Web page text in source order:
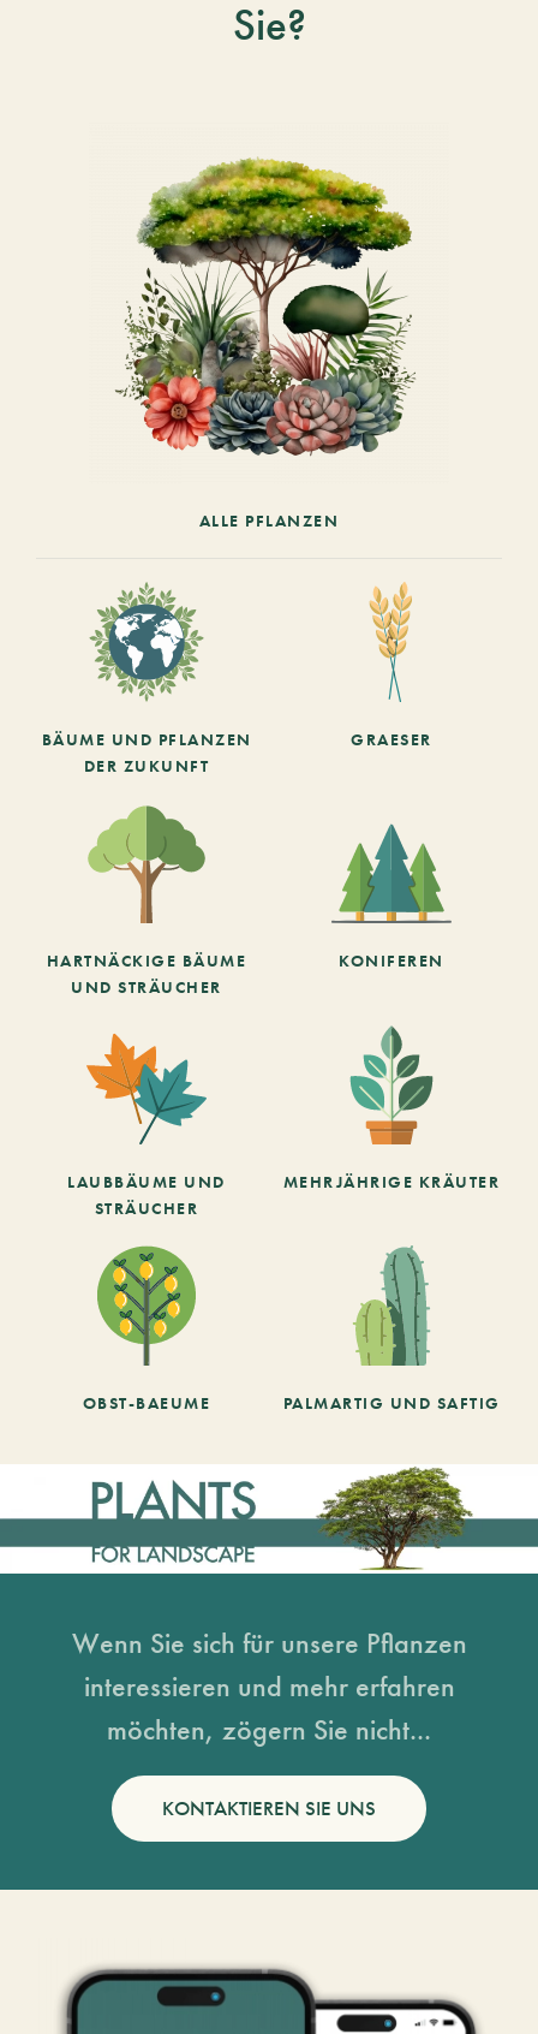
Sie?
ALLE PFLANZEN
BÄUME UND PFLANZEN
DER ZUKUNFT
GRAESER
HARTNÄCKIGE BÄUME
UND STRÄUCHER
KONIFEREN
LAUBBÄUME UND
STRÄUCHER
MEHRJÄHRIGE KRÄUTER
OBST-BAEUME PALMARTIG UND SAFTIG
Wenn Sie sich für unsere Pflanzen
interessieren und mehr erfahren
möchten, zögern Sie nicht...
KONTAKTIEREN SIE UNS